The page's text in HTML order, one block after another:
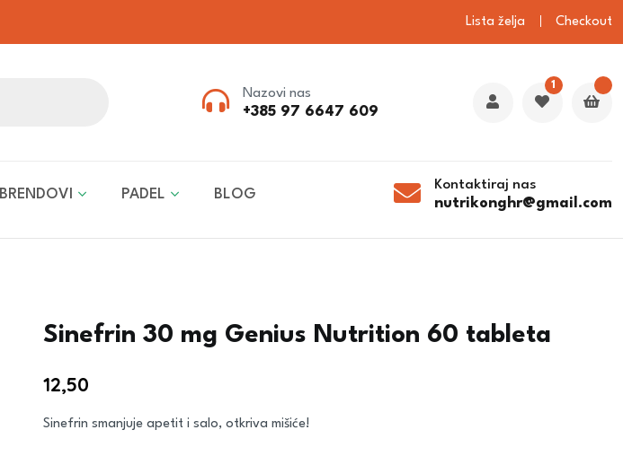
Lista želja Checkout
Nazovi nas
+385 97 6647 609
1
BRENDOVI PADEL BLOG
Kontaktiraj nas
nutrikonghr@gmail.com
Sinefrin 30 mg Genius Nutrition 60 tableta
12,50
Sinefrin smanjuje apetit i salo, otkriva mišiće!